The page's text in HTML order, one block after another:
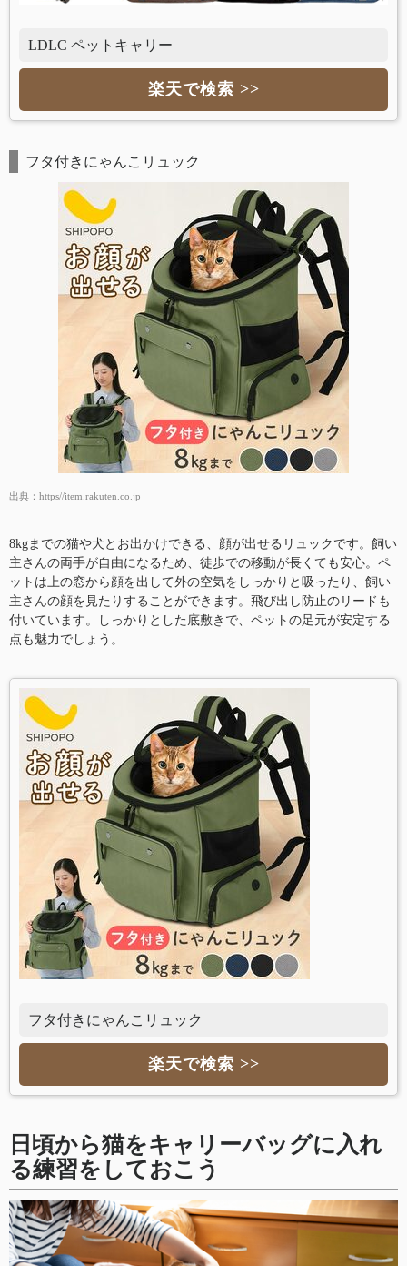
LDLC ペットキャリー
楽天で検索 >>
フタ付きにゃんこリュック
出典： https//item.rakuten.co.jp
8kgまでの猫や犬とお出かけできる、顔が出せるリュックです。飼い
主さんの両手が自由になるため、徒歩での移動が長くても安心。ペ
ットは上の窓から顔を出して外の空気をしっかりと吸ったり、飼い
主さんの顔を見たりすることができます。飛び出し防止のリードも
付いています。しっかりとした底敷きで、ペットの足元が安定する
点も魅力でしょう。
フタ付きにゃんこリュック
楽天で検索 >>
日頃から猫をキャリーバッグに入れ
る練習をしておこう